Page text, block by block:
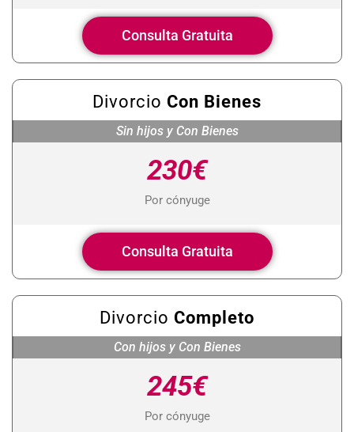
Consulta Gratuita
Divorcio Con Bienes
Sin hijos y Con Bienes
230€
Por cónyuge
Consulta Gratuita
Divorcio Completo
Con hijos y Con Bienes
245€
Por cónyuge